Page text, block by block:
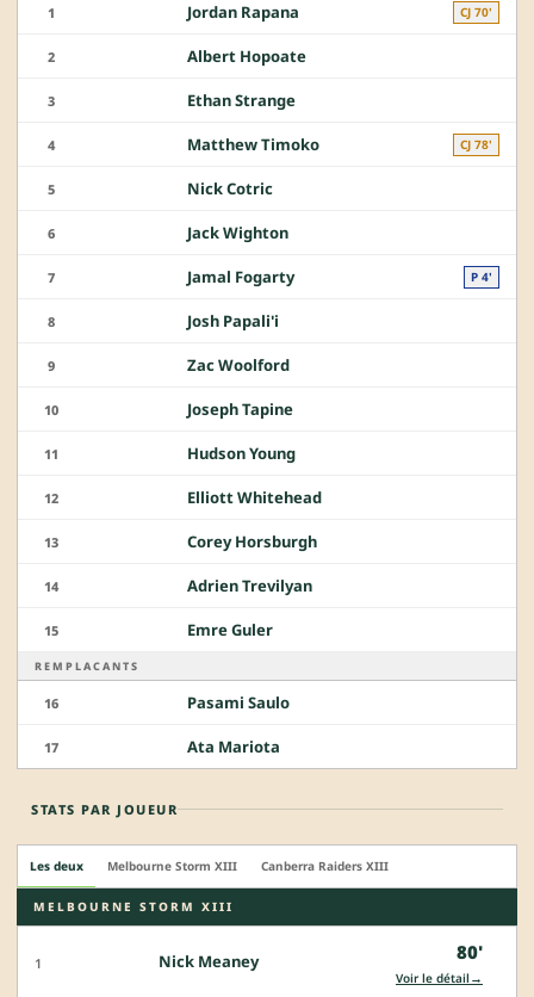
1 Jordan Rapana CJ 70'
2 Albert Hopoate
3 Ethan Strange
4 Matthew Timoko CJ 78'
5 Nick Cotric
6 Jack Wighton
7 Jamal Fogarty P 4'
8 Josh Papali'i
9 Zac Woolford
10 Joseph Tapine
11 Hudson Young
12 Elliott Whitehead
13 Corey Horsburgh
14 Adrien Trevilyan
15 Emre Guler
REMPLACANTS
16 Pasami Saulo
17 Ata Mariota
STATS PAR JOUEUR
Les deux Melbourne Storm XIII Canberra Raiders XIII
MELBOURNE STORM XIII
1 Nick Meaney 80'
Voir le détail →